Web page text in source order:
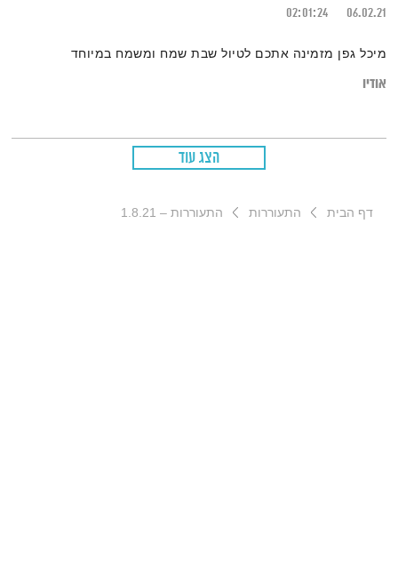
06.02.21
02:01:24
מיכל גפן מזמינה אתכם לטיול שבת שמח ומשמח במיוחד
אודיו
הצג עוד
דף הבית התעוררות התעוררות – 1.8.21